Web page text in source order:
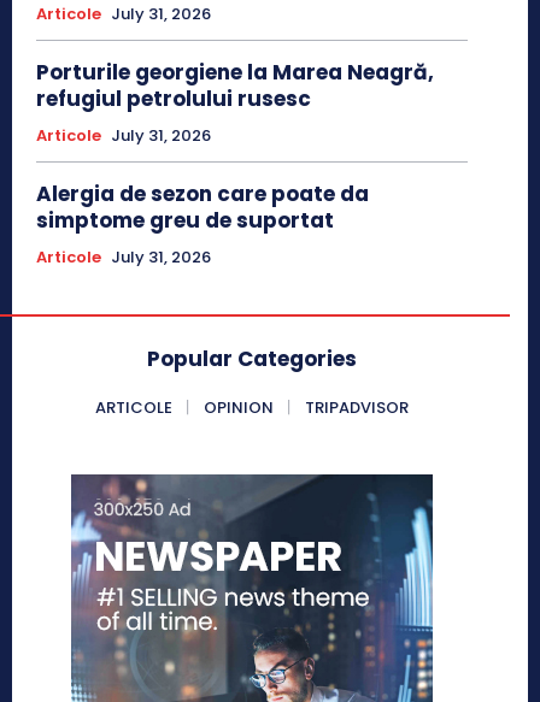
Articole July 31, 2026
Porturile georgiene la Marea Neagră,
refugiul petrolului rusesc
Articole July 31, 2026
Alergia de sezon care poate da
simptome greu de suportat
Articole July 31, 2026
Popular Categories
ARTICOLE OPINION TRIPADVISOR